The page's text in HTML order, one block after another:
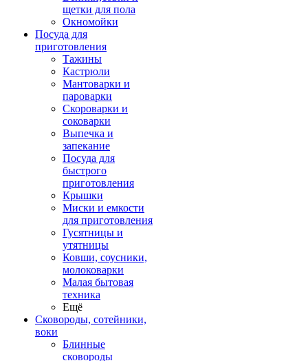
щетки для пола
Окномойки
Посуда для
приготовления
Тажины
Кастрюли
Мантоварки и
пароварки
Скороварки и
соковарки
Выпечка и
запекание
Посуда для
быстрого
приготовления
Крышки
Миски и емкости
для приготовления
Гусятницы и
утятницы
Ковши, соусники,
молоковарки
Малая бытовая
техника
Ещё
Сковороды, сотейники,
воки
Блинные
сковороды